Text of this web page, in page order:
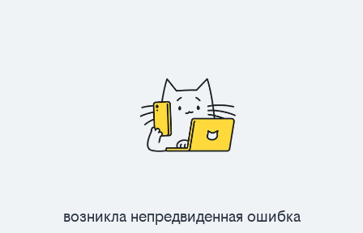
Возникла непредвиденная ошибка